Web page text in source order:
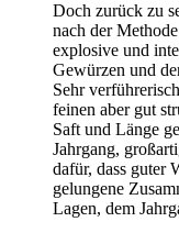
Doch zurück zu
nach der
explosive und
Gewürzen und
Sehr
feinen aber gut
Saft und Länge
Jahrgang,
dafür, dass guter
gelungene
Lagen, dem